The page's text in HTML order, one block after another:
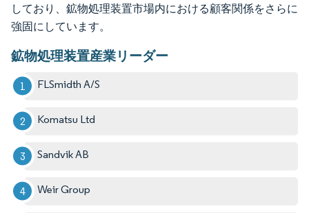
しており、鉱物処理装置市場内における顧客関係をさらに
強固にしています。
鉱物処理装置産業リーダー
FLSmidth A/S
Komatsu Ltd
Sandvik AB
Weir Group